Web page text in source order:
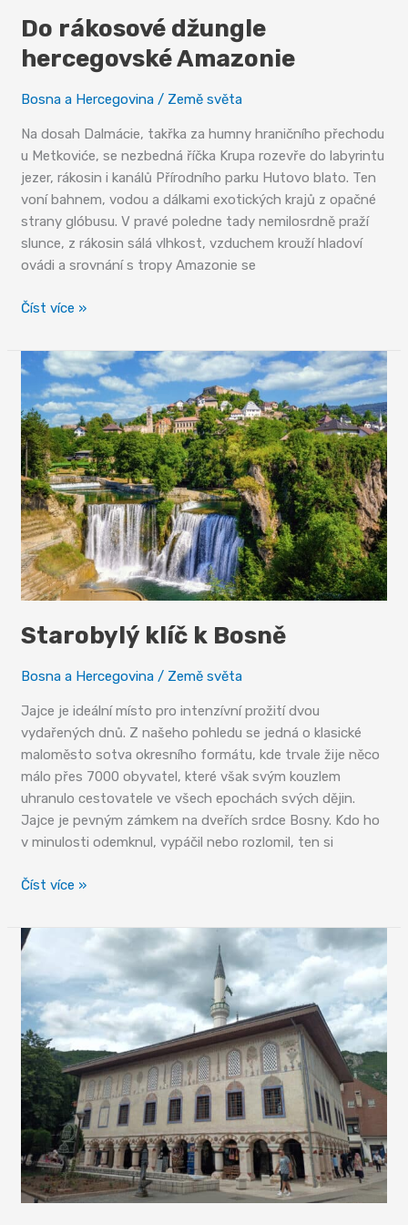
Do rákosové džungle
hercegovské Amazonie
Bosna a Hercegovina / Země světa
Na dosah Dalmácie, takřka za humny hraničního přechodu
u Metkoviće, se nezbedná říčka Krupa rozevře do labyrintu
jezer, rákosin i kanálů Přírodního parku Hutovo blato. Ten
voní bahnem, vodou a dálkami exotických krajů z opačné
strany glóbusu. V pravé poledne tady nemilosrdně praží
slunce, z rákosin sálá vlhkost, vzduchem krouží hladoví
ovádi a srovnání s tropy Amazonie se
Do
džungle
hercegovské
Amazonie
Číst více »
Starobylý klíč k Bosně
Bosna a Hercegovina / Země světa
Jajce je ideální místo pro intenzívní prožití dvou
vydařených dnů. Z našeho pohledu se jedná o klasické
maloměsto sotva okresního formátu, kde trvale žije něco
málo přes 7000 obyvatel, které však svým kouzlem
uhranulo cestovatele ve všech epochách svých dějin.
Jajce je pevným zámkem na dveřích srdce Bosny. Kdo ho
v minulosti odemknul, vypáčil nebo rozlomil, ten si
Starobylý
k
Bosně
Číst více »